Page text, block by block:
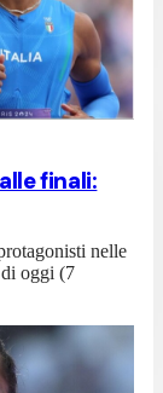
finali:
nelle
oggi (7